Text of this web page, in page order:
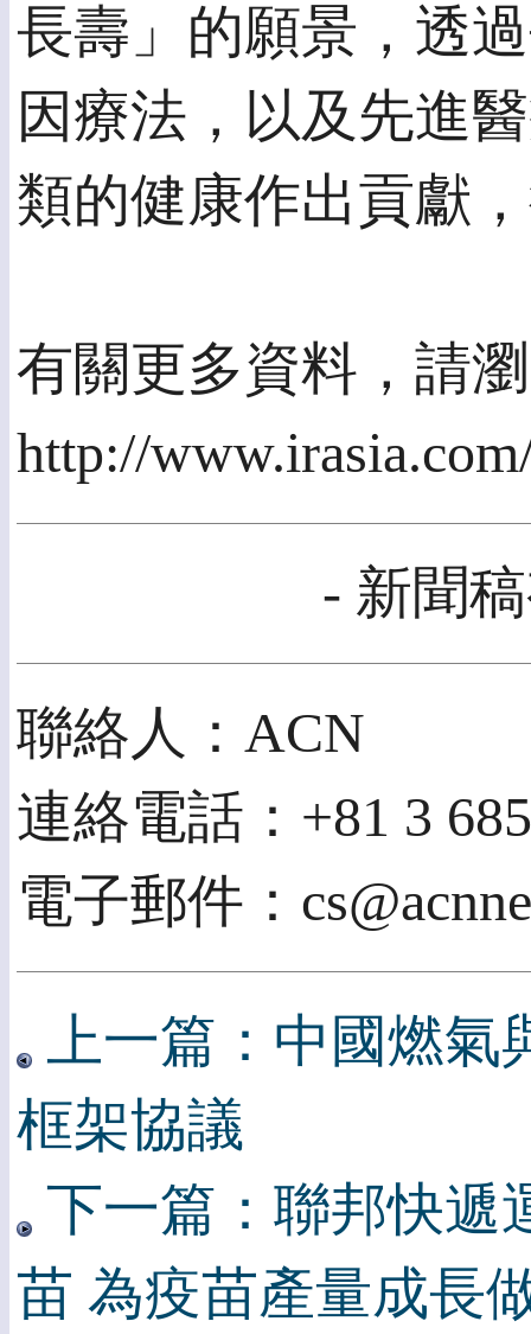
長壽」的願景，透
因療法，以及先進
類的健康作出貢獻
有關更多資料，請
http://
- 新聞
聯絡人：ACN
連絡電話：+81 3
電子郵件：
上一篇：中國燃
框架協議
下一篇：聯邦快遞
苗 為疫苗產量成長